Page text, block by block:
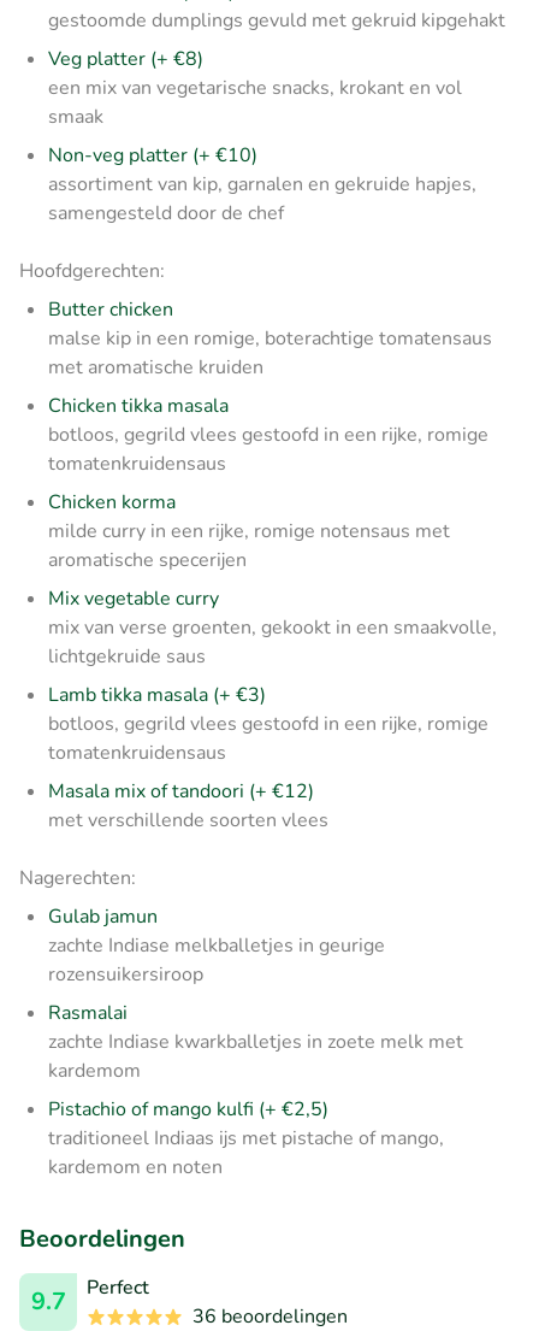
gestoomde dumplings gevuld met gekruid kipgehakt
Veg platter (+ €8)
een mix van vegetarische snacks, krokant en vol
smaak
Non-veg platter (+ €10)
assortiment van kip, garnalen en gekruide hapjes,
samengesteld door de chef
Hoofdgerechten:
Butter chicken
malse kip in een romige, boterachtige tomatensaus
met aromatische kruiden
Chicken tikka masala
botloos, gegrild vlees gestoofd in een rijke, romige
tomatenkruidensaus
Chicken korma
milde curry in een rijke, romige notensaus met
aromatische specerijen
Mix vegetable curry
mix van verse groenten, gekookt in een smaakvolle,
lichtgekruide saus
Lamb tikka masala (+ €3)
botloos, gegrild vlees gestoofd in een rijke, romige
tomatenkruidensaus
Masala mix of tandoori (+ €12)
met verschillende soorten vlees
Nagerechten:
Gulab jamun
zachte Indiase melkballetjes in geurige
rozensuikersiroop
Rasmalai
zachte Indiase kwarkballetjes in zoete melk met
kardemom
Pistachio of mango kulfi (+ €2,5)
traditioneel Indiaas ijs met pistache of mango,
kardemom en noten
Beoordelingen
9.7
Perfect
36 beoordelingen